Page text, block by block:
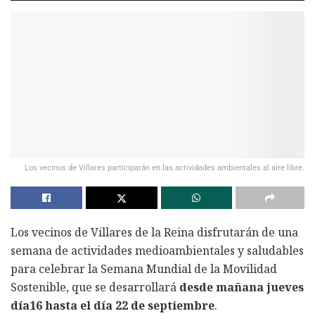
Los vecinos de Villares participarán en las actividades ambientales al aire libre.
Los vecinos de Villares de la Reina disfrutarán de una
semana de actividades medioambientales y saludables
para celebrar la Semana Mundial de la Movilidad
Sostenible, que se desarrollará desde mañana jueves
día16 hasta el día 22 de septiembre.